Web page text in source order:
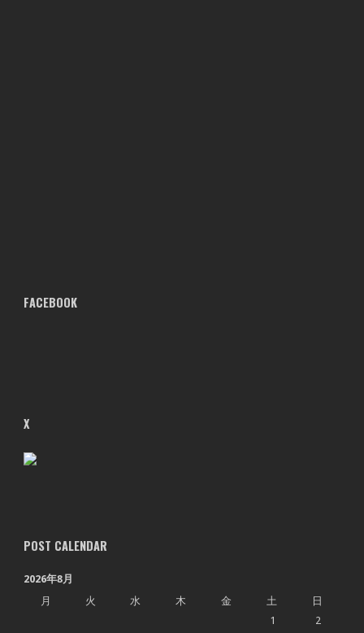
FACEBOOK
X
POST CALENDAR
2026年8月
月
火 水 木 金 土
日
1
2